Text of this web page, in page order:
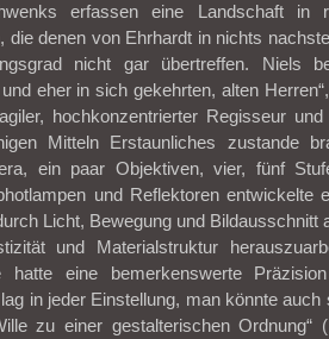
erfassen eine Landschaft in
die denen von Ehrhardt in nichts
nicht gar übertreffen. Niels
und eher in sich gekehrten, alten
hochkonzentrierter Regisseur
Mitteln Erstaunliches zustande
ein paar Objektiven, vier, fünf
und Reflektoren entwickelte
Licht, Bewegung und Bildausschnitt
und Materialstruktur
hatte eine bemerkenswerte
in jeder Einstellung, man könnte auch
zu einer gestalterischen